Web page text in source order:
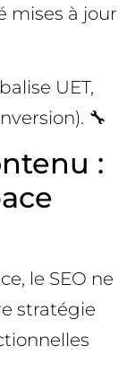
mises à jour
UET,
🔧
:
le SEO ne
stratégie